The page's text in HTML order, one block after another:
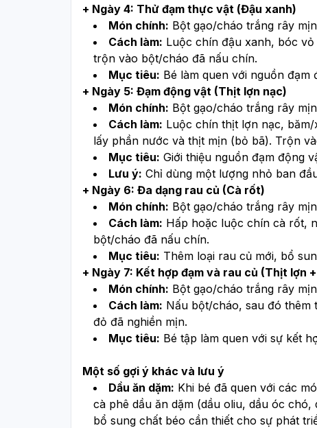
+ Ngày 4: Thử đạm thực vật (Đậu xanh)
Món chính: Bột gạo/cháo trắng rây
Cách làm: Luộc chín đậu xanh, bóc
trộn vào bột/cháo đã nấu chín.
Mục tiêu: Bé làm quen với nguồn đạm
+ Ngày 5: Đạm động vật (Thịt lợn nạc)
Món chính: Bột gạo/cháo trắng rây
Cách làm: Luộc chín thịt lợn nạc,
lấy phần nước và thịt mịn (bỏ bã). Trộn
Mục tiêu: Giới thiệu nguồn đạm động
Lưu ý: Chỉ dùng một lượng nhỏ ban
+ Ngày 6: Đa dạng rau củ (Cà rốt)
Món chính: Bột gạo/cháo trắng rây
Cách làm: Hấp hoặc luộc chín cà rốt,
bột/cháo đã nấu chín.
Mục tiêu: Thêm loại rau củ mới, bổ
+ Ngày 7: Kết hợp đạm và rau củ (Thịt lợn
Món chính: Bột gạo/cháo trắng rây
Cách làm: Nấu bột/cháo, sau đó
đỏ đã nghiền mịn.
Mục tiêu: Bé tập làm quen với sự kết
Một số gợi ý khác và lưu ý
Dầu ăn dặm: Khi bé đã quen với các
cà phê dầu ăn dặm (dầu oliu, dầu óc chó,
bổ sung chất béo cần thiết cho sự phát